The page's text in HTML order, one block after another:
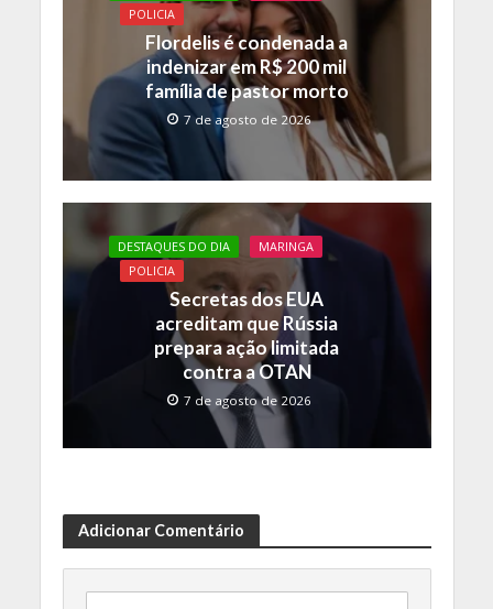
POLICIA
Flordelis é condenada a
indenizar em R$ 200 mil
família de pastor morto
7 de agosto de 2026
DESTAQUES DO DIA
MARINGA
POLICIA
Secretas dos EUA
acreditam que Rússia
prepara ação limitada
contra a OTAN
7 de agosto de 2026
Adicionar Comentário